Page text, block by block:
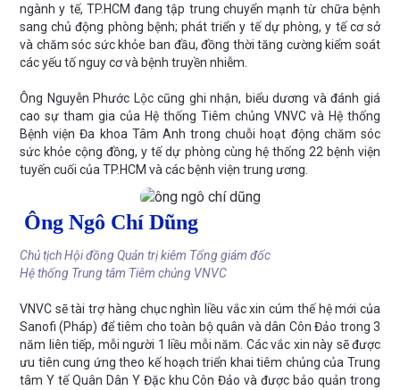
ngành y tế, TP.HCM đang tập trung chuyển mạnh từ chữa bệnh
sang chủ động phòng bệnh; phát triển y tế dự phòng, y tế cơ sở
và chăm sóc sức khỏe ban đầu, đồng thời tăng cường kiểm soát
các yếu tố nguy cơ và bệnh truyền nhiễm.
Ông Nguyễn Phước Lộc cũng ghi nhận, biểu dương và đánh giá
cao sự tham gia của Hệ thống Tiêm chủng VNVC và Hệ thống
Bệnh viện Đa khoa Tâm Anh trong chuỗi hoạt động chăm sóc
sức khỏe cộng đồng, y tế dự phòng cùng hệ thống 22 bệnh viện
tuyến cuối của TP.HCM và các bệnh viện trung ương.
Ông Ngô Chí Dũng
Chủ tịch Hội đồng Quản trị kiêm Tổng giám đốc
Hệ thống Trung tâm Tiêm chủng VNVC
VNVC sẽ tài trợ hàng chục nghìn liều vắc xin cúm thế hệ mới của
Sanofi (Pháp) để tiêm cho toàn bộ quân và dân Côn Đảo trong 3
năm liên tiếp, mỗi người 1 liều mỗi năm. Các vắc xin này sẽ được
ưu tiên cung ứng theo kế hoạch triển khai tiêm chủng của Trung
tâm Y tế Quân Dân Y Đặc khu Côn Đảo và được bảo quản trong